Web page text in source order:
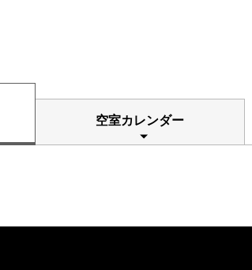
空室カレンダー